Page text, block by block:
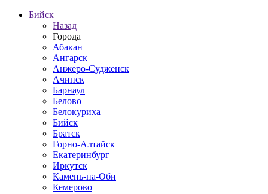
Бийск
Назад
Города
Абакан
Ангарск
Анжеро-Судженск
Ачинск
Барнаул
Белово
Белокуриха
Бийск
Братск
Горно-Алтайск
Екатеринбург
Иркутск
Камень-на-Оби
Кемерово